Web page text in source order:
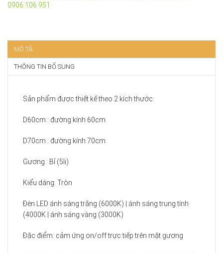
0906.106.951
MÔ TẢ
THÔNG TIN BỔ SUNG
Sản phẩm được thiết kế theo 2 kích thước:
D60cm : đường kính 60cm
D70cm : đường kính 70cm
Gương : Bỉ (5li)
Kiểu dáng: Tròn
Đèn LED ánh sáng trắng (6000K) | ánh sáng trung tính
(4000K | ánh sáng vàng (3000K)
Đặc điểm: cảm ứng on/off trực tiếp trên mặt gương